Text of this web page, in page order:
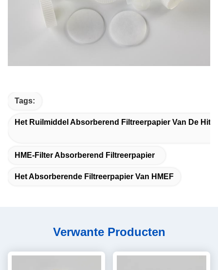
Tags:
Het Ruilmiddel Absorberend Filtreerpapier Van De
HME-Filter Absorberend Filtreerpapier
Het Absorberende Filtreerpapier Van HMEF
Verwante Producten